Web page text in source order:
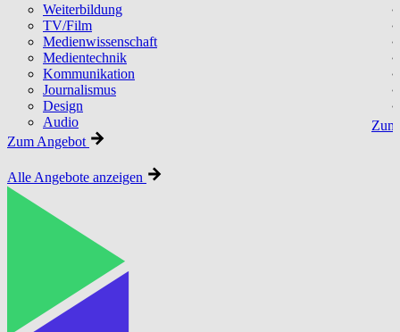
Weiterbildung
TV/Film
Medienwissenschaft
Medientechnik
Kommunikation
Journalismus
Design
Audio
Zum Angebot
Alle Angebote anzeigen